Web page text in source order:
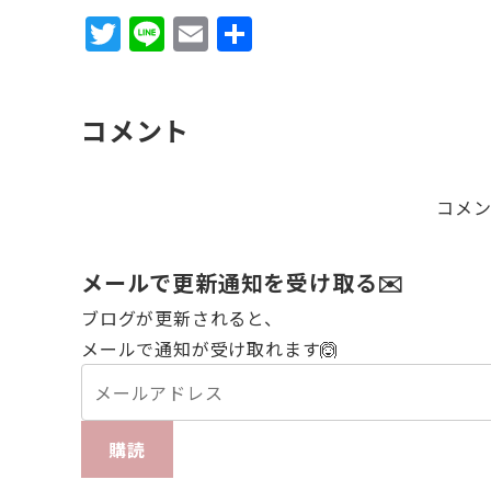
T
w
te
Li
n
E
m
コメント
コメ
メールで更新通知を受け取る✉️
ブログが更新されると、
メールで通知が受け取れます🙆
購読